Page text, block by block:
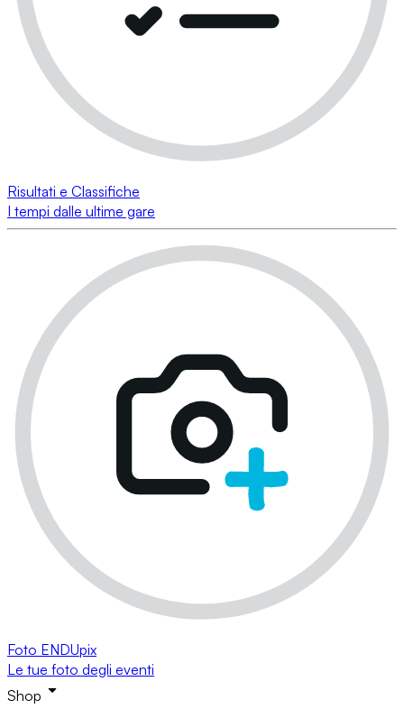
Risultati e Classifiche
I tempi dalle ultime gare
Foto ENDUpix
Le tue foto degli eventi
Shop